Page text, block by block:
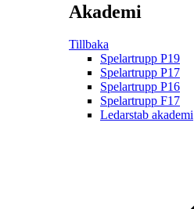
Akademi
Tillbaka
Spelartrupp P19
Spelartrupp P17
Spelartrupp P16
Spelartrupp F17
Ledarstab akademi